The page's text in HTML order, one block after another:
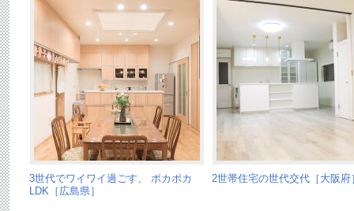
3世代でワイワイ過ごす、 ポカポカ
LDK［広島県］
2世帯住宅の世代交代［大阪府